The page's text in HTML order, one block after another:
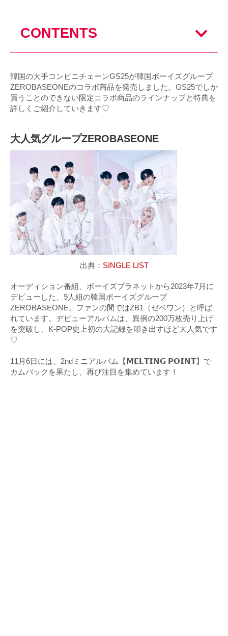
CONTENTS
韓国の大手コンビニチェーンGS25が韓国ボーイズグループ
ZEROBASEONEのコラボ商品を発売しました。GS25でしか
買うことのできない限定コラボ商品のラインナップと特典を
詳しくご紹介していきます♡
大人気グループZEROBASEONE
出典： SINGLE LIST
オーディション番組、ボーイズプラネットから2023年7月に
デビューした、9人組の韓国ボーイズグループ
ZEROBASEONE。ファンの間ではZB1（ゼベワン）と呼ば
れています。デビューアルバムは、異例の200万枚売り上げ
を突破し、K-POP史上初の大記録を叩き出すほど大人気です
♡
11月6日には、2ndミニアルバム【𝗠𝗘𝗟𝗧𝗜𝗡𝗚 𝗣𝗢𝗜𝗡𝗧】で
カムバックを果たし、再び注目を集めています！